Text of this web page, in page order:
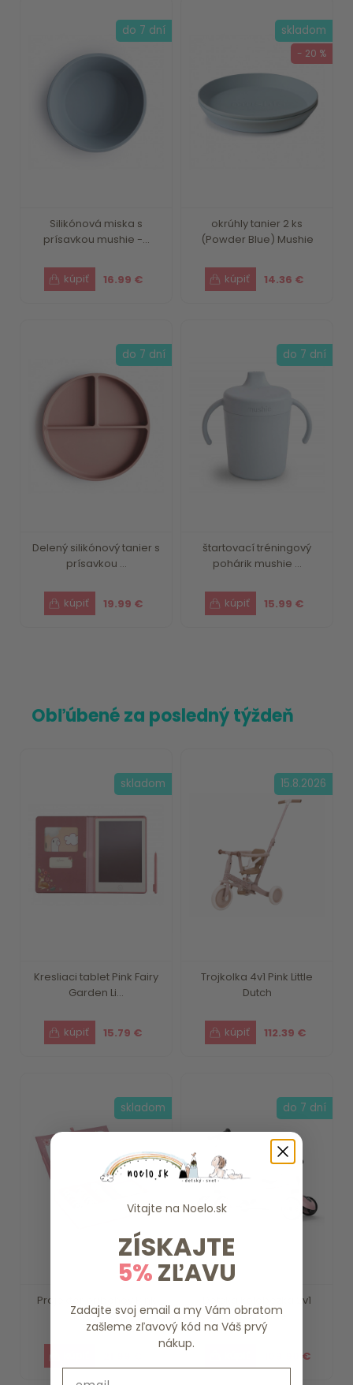
Silikónová miska s
prísavkou mushie -...
16.99 €
do 7 dní
okrúhly tanier 2 ks
(Powder Blue) Mushie
14.36 €
skladom
- 20 %
Delený silikónový tanier s
prísavkou ...
19.99 €
do 7 dní
štartovací tréningový
pohárik mushie ...
15.99 €
do 7 dní
Obľúbené za posledný týždeň
Kresliaci tablet Pink Fairy
Garden Li...
15.79 €
skladom
Trojkolka 4v1 Pink Little
Dutch
112.39 €
15.8.2026
Projektor príbehov Pink
Little Dutch
skladom
Detská kolobežka 2v1
scoot and ride -...
109.90 €
do 7 dní
Vitajte na Noelo.sk
ZÍSKAJTE
5%ZĽAVU
Zadajte svoj email a my Vám obratom
zašleme zľavový kód na Váš prvý
nákup.